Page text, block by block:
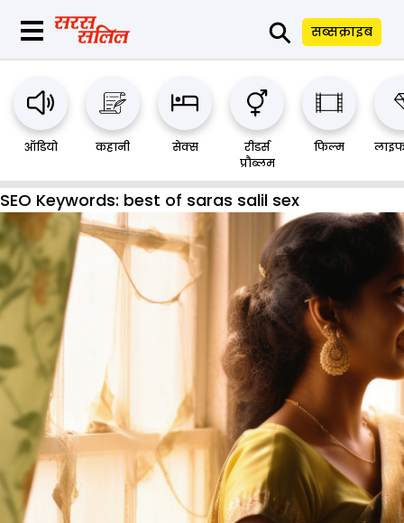
⚲ सब्सक्राइब
ऑडियो कहानी सेक्स
रीडर्स
प्रौब्लम
फिल्म
SEO Keywords: best of saras salil sex